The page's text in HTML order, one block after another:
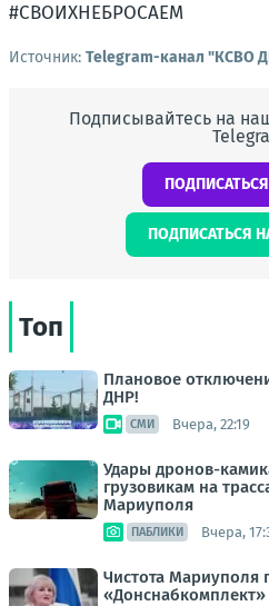
#СВОИХНЕБРОСАЕМ
Источник: Telegram-канал "КСВО
Подписывайтесь на
ПОДПИСАТЬСЯ НА
Топ
Плановое
ДНР!
СМИ Вчера, 22:19
Удары дронов-
грузовикам на
Мариуполя
ПАБЛИКИ Вчера,
Чистота Мариуполя